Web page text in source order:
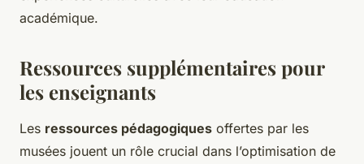
académique.
Ressources supplémentaires pour
les enseignants
Les ressources pédagogiques offertes par les
musées jouent un rôle crucial dans l’optimisation de